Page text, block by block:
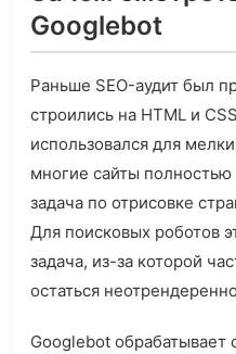
Googlebot
Раньше SEO-аудит был
строились на HTML и
использовался для
многие сайты полностью
задача по отрисовке
Для поисковых роботов
задача, из-за которой
остаться
Googlebot обрабатывает